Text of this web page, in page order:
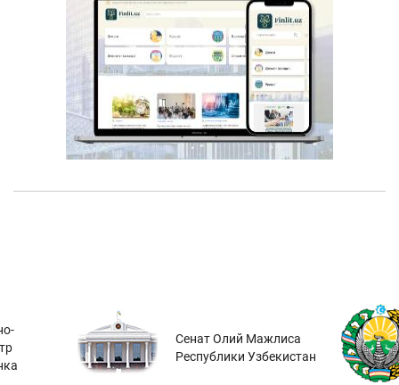
Сенат Олий Мажлиса
Республики Узбекистан